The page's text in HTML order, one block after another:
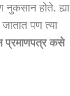
नुकसान होते. ह्या
पण त्या
प्रमाणपत्र कसे